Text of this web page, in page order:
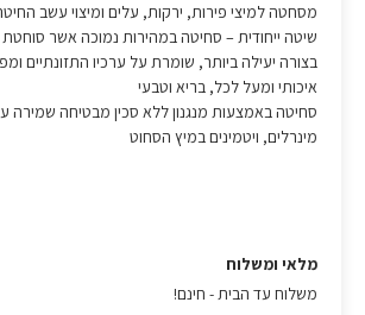
מסחטה למיצי פירות, ירקות, עלים ומיצוי עשב החיטה
שיטה ייחודית – סחיטה במהירות נמוכה אשר סוחטת
בצורה יעילה ביותר, שומרת על ערכיו התזונתיים
איכותי ומעל לכל, בריא וטבעי
סחיטה באמצעות מנגנון ללא סכין מבטיחה שמירה
מינרלים, ויטמינים במיץ הסחוט
מלאי ומשלוח
משלוח עד הבית - חינם!